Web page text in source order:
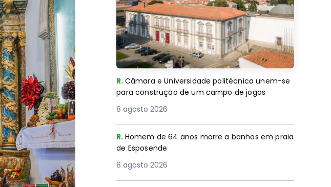
R. Câmara e Universidade politécnica unem-se
para construção de um campo de jogos
8 agosto 2026
R. Homem de 64 anos morre a banhos em praia
de Esposende
8 agosto 2026